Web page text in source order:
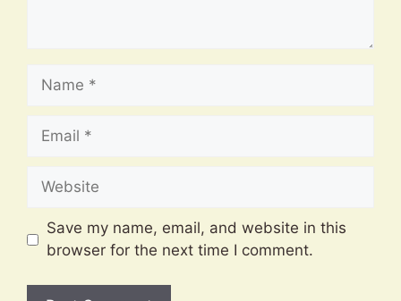
Name
Email
Website
Save my name, email, and website in this
browser for the next time I comment.